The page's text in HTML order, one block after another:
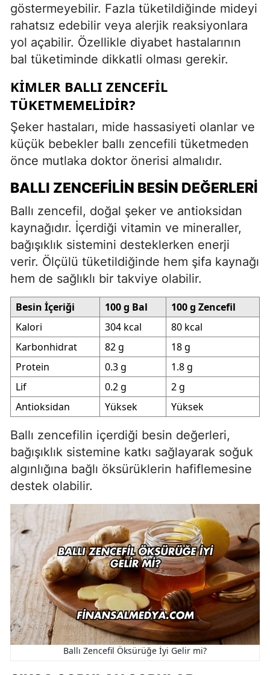
göstermeyebilir. Fazla tüketildiğinde mideyi
rahatsız edebilir veya alerjik reaksiyonlara
yol açabilir. Özellikle diyabet hastalarının
bal tüketiminde dikkatli olması gerekir.
KIMLER BALLI ZENCEFIL
TÜKETMEMELIDIR?
Şeker hastaları, mide hassasiyeti olanlar ve
küçük bebekler ballı zencefili tüketmeden
önce mutlaka doktor önerisi almalıdır.
BALLI ZENCEFILIN BESIN DEĞERLERI
Ballı zencefil, doğal şeker ve antioksidan
kaynağıdır. İçerdiği vitamin ve mineraller,
bağışıklık sistemini desteklerken enerji
verir. Ölçülü tüketildiğinde hem şifa kaynağı
hem de sağlıklı bir takviye olabilir.
Besin İçeriği 100 g Bal
100 g Zencefil
Kalori
304 kcal
80 kcal
Karbonhidrat
82 g
18 g
Protein
0.3 g
1.8 g
Lif
0.2 g
2 g
Antioksidan
Yüksek Yüksek
Ballı zencefilin içerdiği besin değerleri,
bağışıklık sistemine katkı sağlayarak soğuk
algınlığına bağlı öksürüklerin hafiflemesine
destek olabilir.
Ballı Zencefil Öksürüğe İyi Gelir mi?